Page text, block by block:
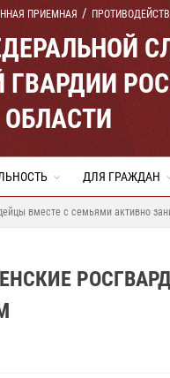
ПРИЕМНАЯ
ДЛЯ ГРАЖДАН
вместе с семьями активно